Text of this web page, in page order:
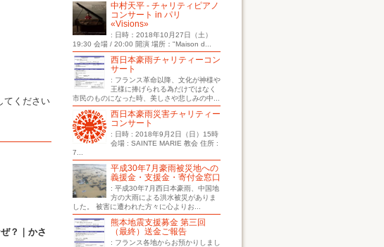
てください
？｜かさ
中村天平 - チャリティピアノ
コンサート in パリ
«Visions»
: 日時：2018年10月27日（土）
19:30 会場 / 20:00 開演 場所："Maison d...
西日本豪雨チャリティーコン
サート
: フランス革命以降、文化が神様や
王様に捧げられる為だけではなく
市民のものになった時、美しさや悲しみの中...
西日本豪雨災害チャリティー
コンサート
: 日時 : 2018年9月2日（日）15時
会場 : SAINTE MARIE 教会 住所 :
7...
平成30年7月豪雨被災地への
義援金・支援金・寄付金窓口
: 平成30年7月西日本豪雨、中国地
方の大雨による洪水被災がありま
した。 被害に遭われた方々に心よりお...
熊本地震支援募金 第三回
（最終）送金ご報告
: フランス各地からお預かりしまし